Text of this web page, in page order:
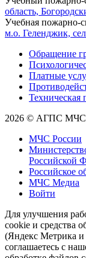
область,
Учебная пожарно-
м.о. Геленджик,
Обращение
Платные
Техническая
2026 © АГПС
МЧС России
Российской
Российское
МЧС Медиа
Войти
Для улучшения
cookie и средства
(Яндекс Метрика
соглашаетесь с